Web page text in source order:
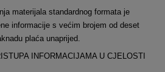
materijala standardnog formata je
informacije s većim brojem od deset
plaća unaprijed.
INFORMACIJAMA U CJELOSTI